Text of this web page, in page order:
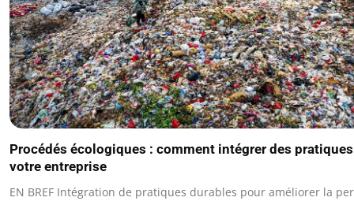
Procédés écologiques : comment intégrer des
votre entreprise
EN BREF Intégration de pratiques durables pour améliorer la